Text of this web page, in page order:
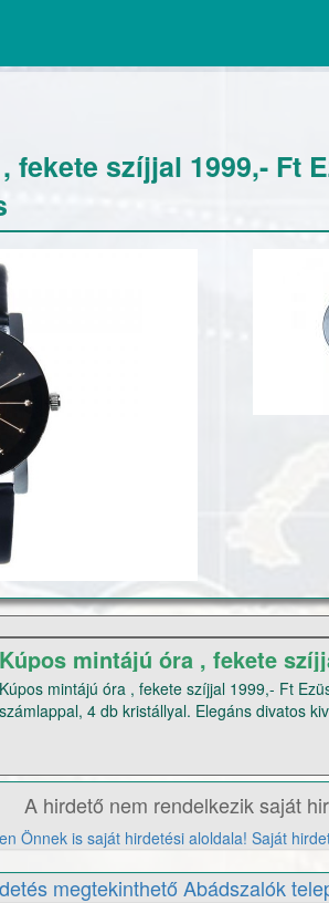
fekete szíjjal 1999,- Ft
Kúpos mintájú óra , fekete
óraházzal, Fekete s
Kúpos mintájú óra , fekete szíjjal 1999,- Ft
számlappal, 4 db kristállyal. Elegáns divatos
0016ado@gmail.com Tel .:70/2094260
A hirdető nem rendelkezik saját
Önnek is saját hirdetési aloldala! Saját
megtekinthető Abádszalók